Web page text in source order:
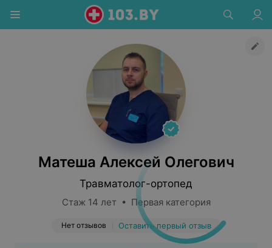
Матеша Алексей Олегович
Травматолог-ортопед
Стаж 14 лет • Первая категория
Нет отзывов Оставить первый отзыв